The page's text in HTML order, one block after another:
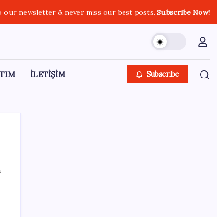
our newsletter & never miss our best posts.Subscribe Now!
İLETİŞİM Subscribe